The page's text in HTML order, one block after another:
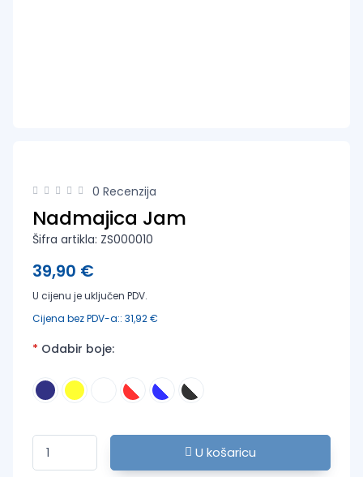
0 Recenzija
Nadmajica Jam
Šifra artikla: ZS000010
39,90 €
U cijenu je uključen PDV.
Cijena bez PDV-a:: 31,92 €
* Odabir boje:
U košaricu